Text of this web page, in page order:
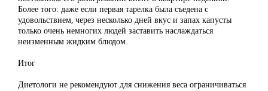
Более того: даже если первая тарелка была съедена с
удовольствием, через несколько дней вкус и запах капусты
только очень немногих людей заставить наслаждаться
неизменным жидким блюдом.
Итог
Диетологи не рекомендуют для снижения веса ограничиваться